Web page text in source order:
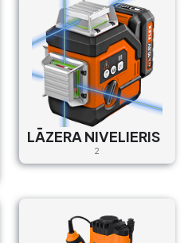
LĀZERA NIVELIERIS
2